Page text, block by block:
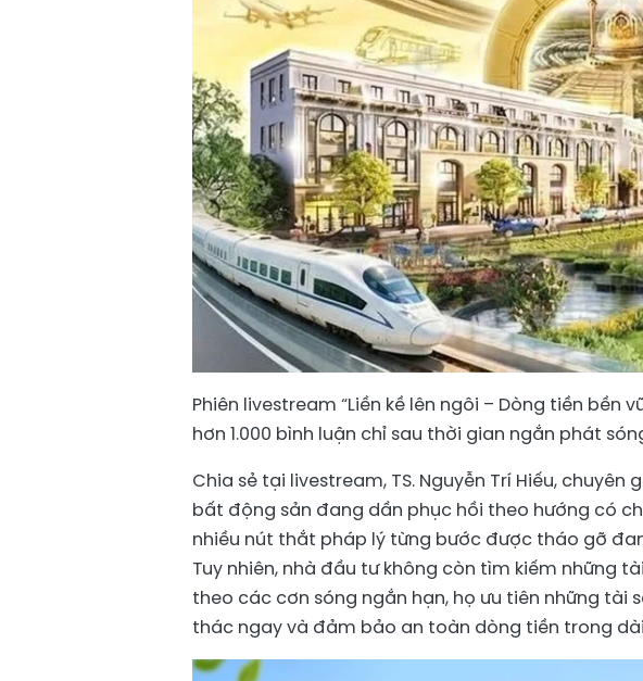
Phiên livestream “Liền kề lên ngôi – Dòng tiền bền
hơn 1.000 bình luận chỉ sau thời gian ngắn phát
Chia sẻ tại livestream, TS. Nguyễn Trí Hiếu,
bất động sản đang dần phục hồi theo hướng có
nhiều nút thắt pháp lý từng bước được tháo gỡ
Tuy nhiên, nhà đầu tư không còn tìm kiếm những
theo các cơn sóng ngắn hạn, họ ưu tiên những tài
thác ngay và đảm bảo an toàn dòng tiền trong